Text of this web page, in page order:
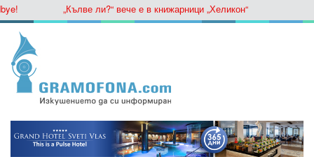
„Кълве ли?“ вече е в книжарници „Хеликон“